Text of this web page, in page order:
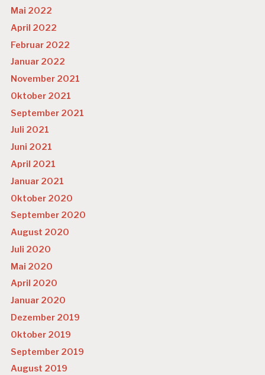
Mai 2022
April 2022
Februar 2022
Januar 2022
November 2021
Oktober 2021
September 2021
Juli 2021
Juni 2021
April 2021
Januar 2021
Oktober 2020
September 2020
August 2020
Juli 2020
Mai 2020
April 2020
Januar 2020
Dezember 2019
Oktober 2019
September 2019
August 2019